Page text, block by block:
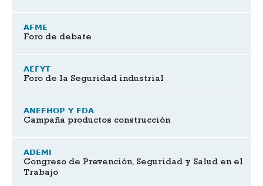
AFME
Foro de debate
AEFYT
Foro de la Seguridad industrial
ANEFHOP Y FDA
Campaña productos construcción
ADEMI
Congreso de Prevención, Seguridad y Salud en el
Trabajo